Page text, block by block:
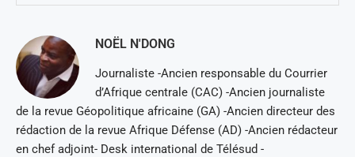
NOËL N'DONG
Journaliste -Ancien responsable du Courrier
d’Afrique centrale (CAC) -Ancien journaliste
de la revue Géopolitique africaine (GA) -Ancien directeur des
rédaction de la revue Afrique Défense (AD) -Ancien rédacteur
en chef adjoint- Desk international de Télésud -